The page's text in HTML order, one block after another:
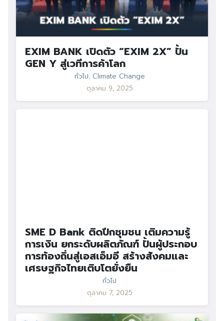
EXIM BANK เปิดตัว “EXIM 2X” ปั้น
GEN Y สู่เวทีการค้าโลก
ทั่วไป, Climate Change
ตุลาคม 9, 2025
SME D Bank ติดปีกชุมชน เติมความรู้
การเงิน ยกระดับผลิตภัณฑ์ ปั้นผู้ประกอบ
การท้องถิ่นสู่เอสเอ็มอี สร้างสังคมและ
เศรษฐกิจไทยเติบโตยั่งยืน
ทั่วไป
ตุลาคม 7, 2025